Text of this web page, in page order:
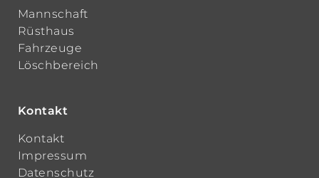
Mannschaft
Rüsthaus
Fahrzeuge
Löschbereich
Kontakt
Kontakt
Impressum
Datenschutz